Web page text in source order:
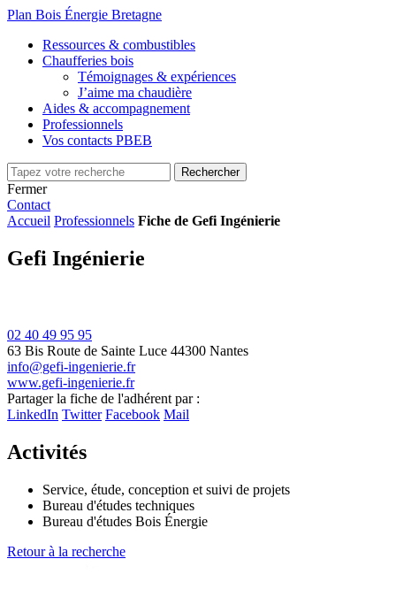
Plan Bois Énergie Bretagne
Ressources & combustibles
Chaufferies bois
Témoignages & expériences
J’aime ma chaudière
Aides & accompagnement
Professionnels
Vos contacts PBEB
Fermer
Contact
Accueil Professionnels Fiche de Gefi Ingénierie
Gefi Ingénierie
02 40 49 95 95
63 Bis Route de Sainte Luce 44300 Nantes
info@gefi-ingenierie.fr
www.gefi-ingenierie.fr
+
−
Partager la fiche de l'adhérent par :
LinkedIn Twitter Facebook Mail
Activités
Service, étude, conception et suivi de projets
Bureau d'études techniques
Bureau d'études Bois Énergie
Retour à la recherche